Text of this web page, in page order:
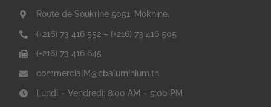
Route de Soukrine 5051, Moknine.
(+216) 73 416 552 – (+216) 73 416 505
(+216) 73 416 645
commercialM@cbaluminium.tn
Lundi – Vendredi: 8:00 AM – 5:00 PM